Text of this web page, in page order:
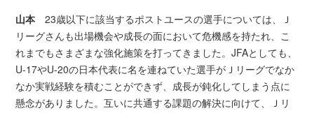
山本 23歳以下に該当するポストユースの選手については、Ｊ
リーグさんも出場機会や成長の面において危機感を持たれ、こ
れまでもさまざまな強化施策を打ってきました。JFAとしても、
U-17やU-20の日本代表に名を連ねていた選手がＪリーグでなか
なか実戦経験を積むことができず、成長が鈍化してしまう点に
懸念がありました。互いに共通する課題の解決に向けて、Ｊリ